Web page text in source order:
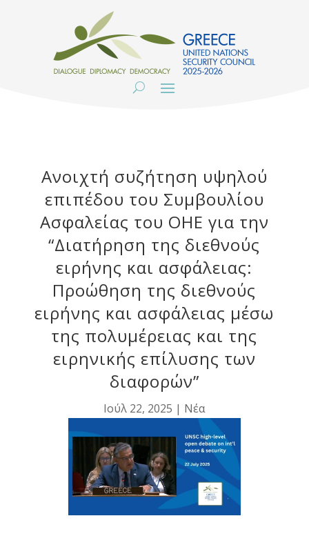
Ανοιχτή συζήτηση υψηλού
επιπέδου του Συμβουλίου
Ασφαλείας του ΟΗΕ για την
“Διατήρηση της διεθνούς
ειρήνης και ασφάλειας:
Προώθηση της διεθνούς
ειρήνης και ασφάλειας μέσω
της πολυμέρειας και της
ειρηνικής επίλυσης των
διαφορών”
Ιούλ 22, 2025 | Νέα